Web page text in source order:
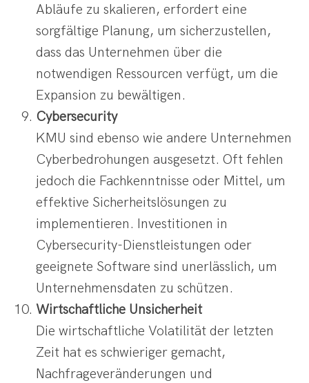
Abläufe zu skalieren, erfordert eine
sorgfältige Planung, um sicherzustellen,
dass das Unternehmen über die
notwendigen Ressourcen verfügt, um die
Expansion zu bewältigen.
Cybersecurity
KMU sind ebenso wie andere Unternehmen
Cyberbedrohungen ausgesetzt. Oft fehlen
jedoch die Fachkenntnisse oder Mittel, um
effektive Sicherheitslösungen zu
implementieren. Investitionen in
Cybersecurity-Dienstleistungen oder
geeignete Software sind unerlässlich, um
Unternehmensdaten zu schützen.
Wirtschaftliche Unsicherheit
Die wirtschaftliche Volatilität der letzten
Zeit hat es schwieriger gemacht,
Nachfrageveränderungen und